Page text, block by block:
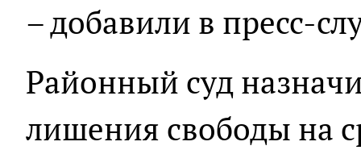
– добавили в пресс-
Районный суд
лишения свободы на